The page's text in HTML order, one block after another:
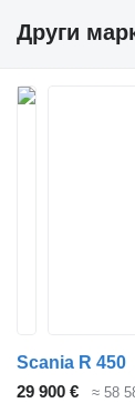
Други
Scania R 450
29 900 €
≈ 58